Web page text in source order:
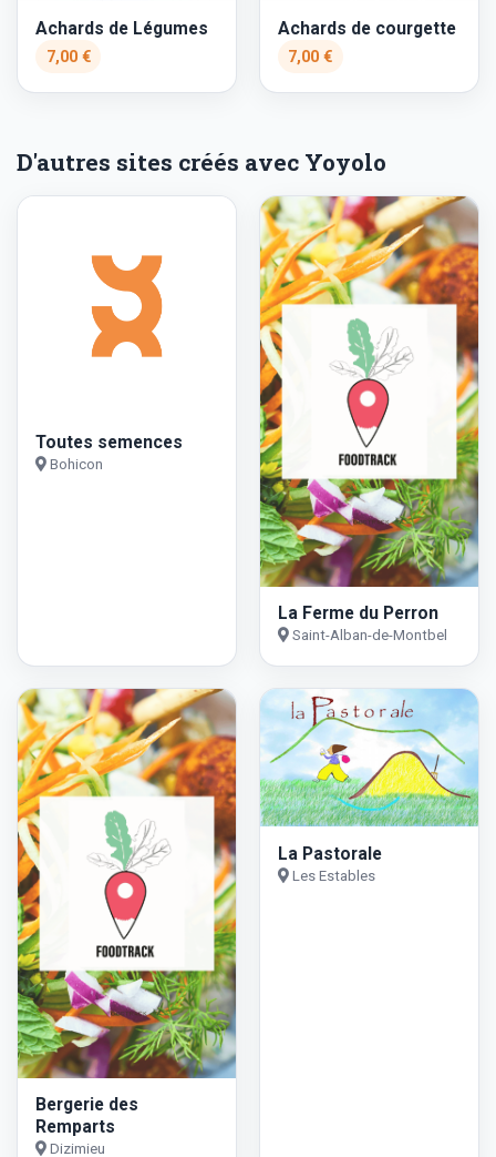
Achards de Légumes
7,00 €
Achards de courgette
7,00 €
D'autres sites créés avec Yoyolo
Toutes semences
Bohicon
La Ferme du Perron
Saint-Alban-de-Montbel
Bergerie des
Remparts
Dizimieu
La Pastorale
Les Estables